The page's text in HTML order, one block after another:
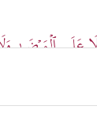
عَلَى ٱلۡمَرۡضَىٰ
وَّأَعۡیُنُهُمۡ